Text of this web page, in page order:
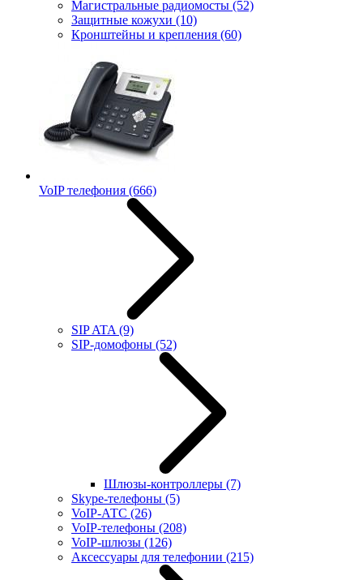
Магистральные радиомосты (52)
Защитные кожухи (10)
Кронштейны и крепления (60)
VoIP телефония (666)
SIP ATA (9)
SIP-домофоны (52)
Шлюзы-контроллеры (7)
Skype-телефоны (5)
VoIP-АТС (26)
VoIP-телефоны (208)
VoIP-шлюзы (126)
Аксессуары для телефонии (215)